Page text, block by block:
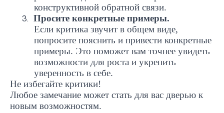
конструктивной обратной связи.
3.
Просите конкретные примеры.
Если критика звучит в общем виде,
попросите пояснить и привести конкретные
примеры. Это поможет вам точнее увидеть
возможности для роста и укрепить
уверенность в себе.
Не избегайте критики!
Любое замечание может стать для вас дверью к
новым возможностям.
UBS professori "Yangi O‘zbekiston yosh olimlari"
qatoridan joy oldi!
Вышел новый номер нашей любимой газеты «UBS
Xabarnomasi»!
Анализ деятельности UBS и планы на перспективу
Преподаватели UBS повысили квалификацию в
Кыргызстане
Вперёд к победе, Узбекистан!
НАЗНАЧЕНИЕ
UBS в средствах массовой информации
UBS и выпускники университета удостоены наград
хокимията области
Хотите вывести изучение языка на новый уровень?
Inson kapitaliga yo‘naltirilgan investitsiya — Yangi
O‘zbekiston taraqqiyotining eng muhim tayanchi